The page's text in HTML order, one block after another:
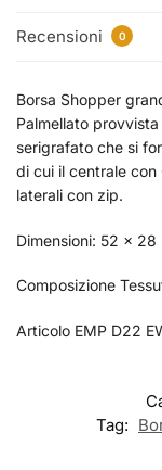
Recensioni 0
Borsa Shopper
Palmellato
serigrafato che si
di cui il centrale
laterali con zip.
Dimensioni: 52 x 28
Composizione
Articolo EMP D22
Tag: